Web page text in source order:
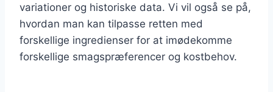
variationer og historiske data. Vi vil også se på,
hvordan man kan tilpasse retten med
forskellige ingredienser for at imødekomme
forskellige smagspræferencer og kostbehov.